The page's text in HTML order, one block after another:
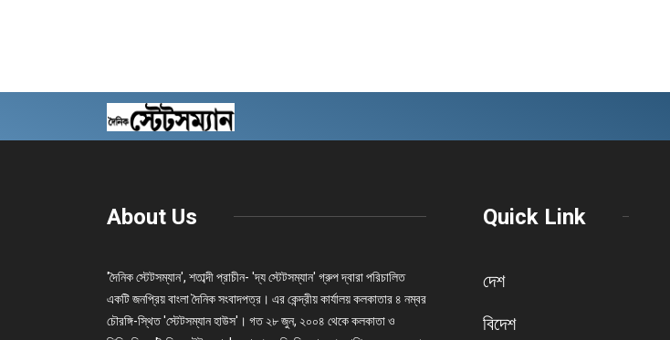
About Us
'দৈনিক স্টেটসম্যান', শতাব্দী প্রাচীন- 'দ্য স্টেটসম্যান' গ্রুপ দ্বারা পরিচালিত
একটি জনপ্রিয় বাংলা দৈনিক সংবাদপত্র। এর কেন্দ্রীয় কার্যালয় কলকাতার ৪ নম্বর
চৌরঙ্গি-স্থিত 'স্টেটসম্যান হাউস'। গত ২৮ জুন, ২০০৪ থেকে কলকাতা ও
Quick Link
দেশ
বিদেশ